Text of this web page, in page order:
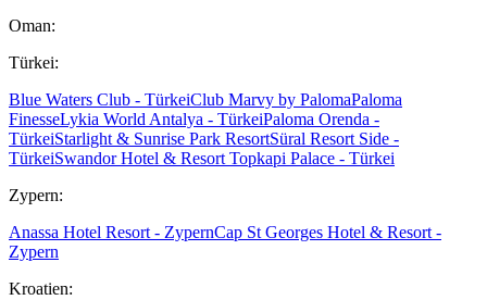
Oman:
Türkei:
Blue Waters Club - TürkeiClub Marvy by PalomaPaloma
FinesseLykia World Antalya - TürkeiPaloma Orenda -
TürkeiStarlight & Sunrise Park ResortSüral Resort Side -
TürkeiSwandor Hotel & Resort Topkapi Palace - Türkei
Zypern:
Anassa Hotel Resort - ZypernCap St Georges Hotel & Resort -
Zypern
Kroatien: